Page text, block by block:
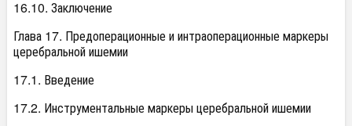
16.10. Заключение
Глава 17. Предоперационные и интраоперационные маркеры
церебральной ишемии
17.1. Введение
17.2. Инструментальные маркеры церебральной ишемии